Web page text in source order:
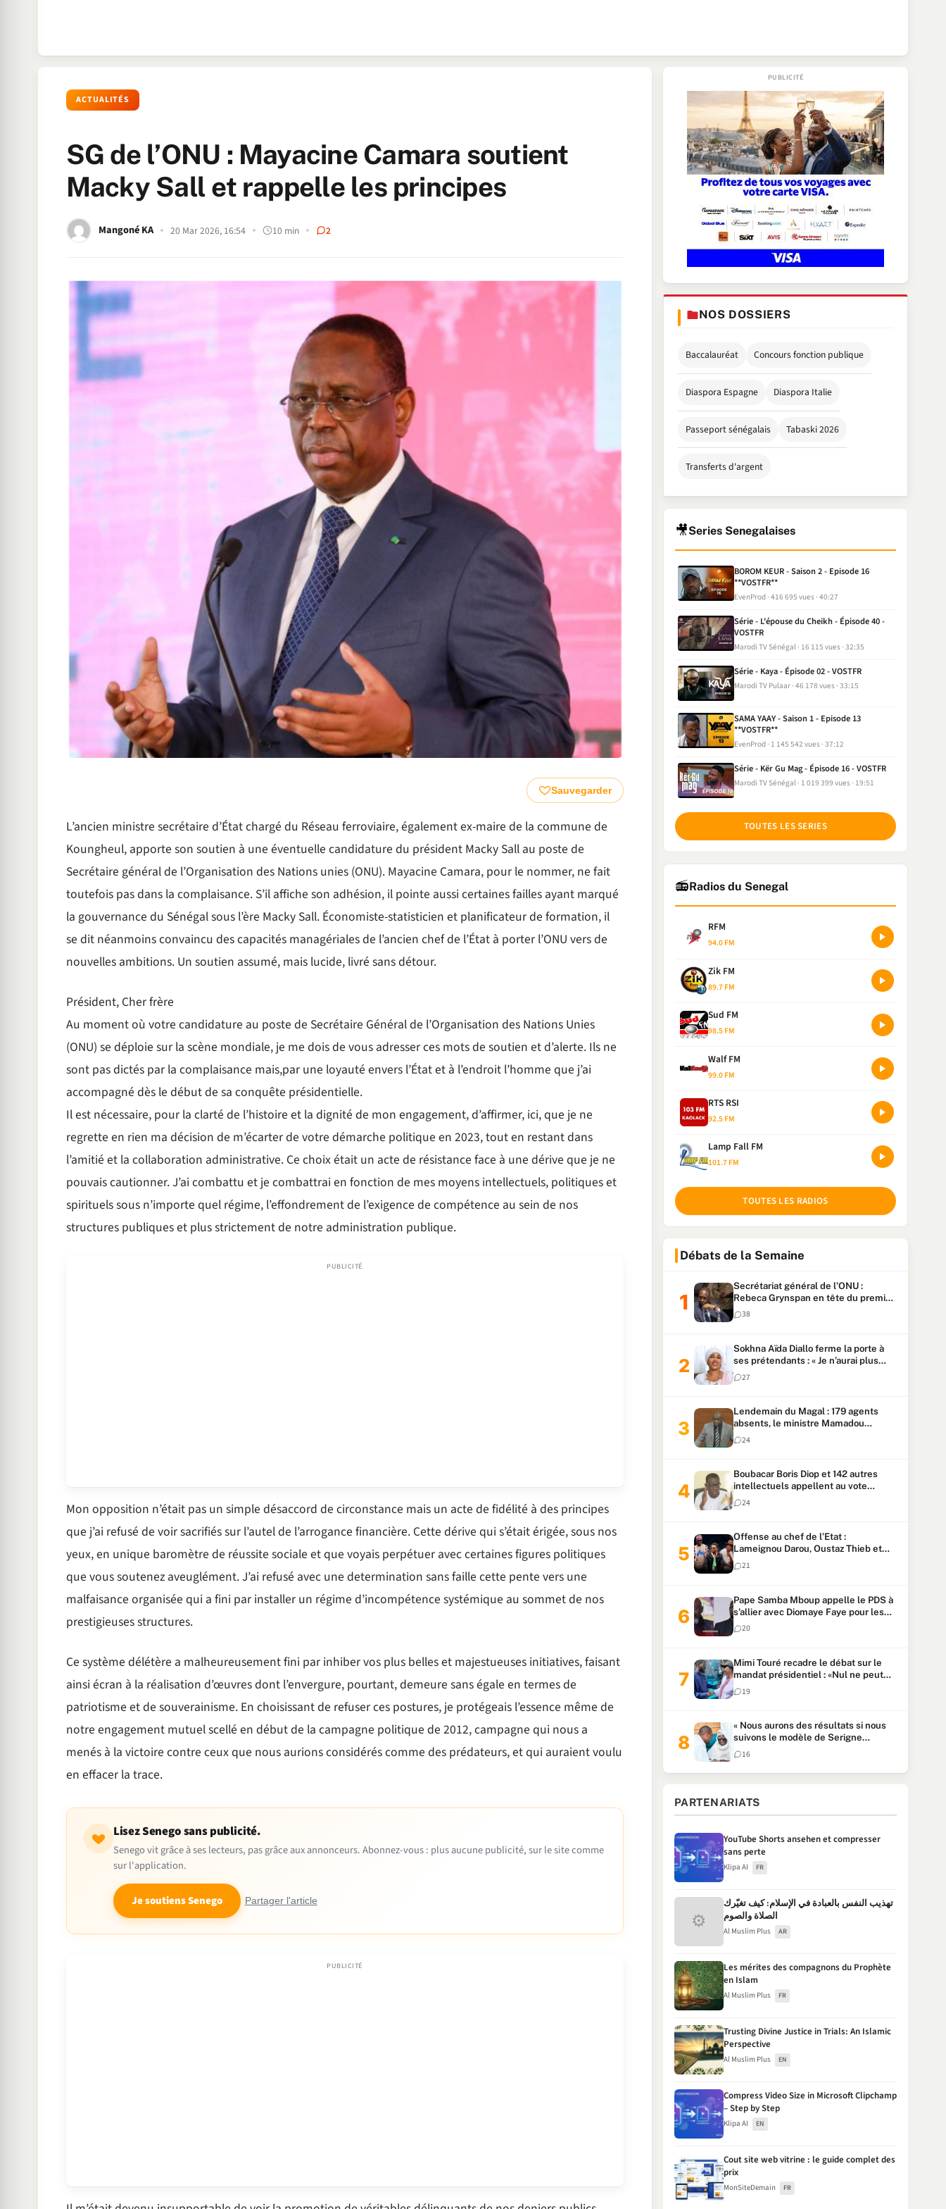
ACTUALITÉS
SG de l’ONU : Mayacine Camara soutient
Macky Sall et rappelle les principes
Mangoné KA 20 Mar 2026, 16:54 10 min 2
Sauvegarder
L’ancien ministre secrétaire d’État chargé du Réseau ferroviaire, également ex-maire de la commune de
Koungheul, apporte son soutien à une éventuelle candidature du président Macky Sall au poste de
Secrétaire général de l’Organisation des Nations unies (ONU). Mayacine Camara, pour le nommer, ne fait
toutefois pas dans la complaisance. S’il affiche son adhésion, il pointe aussi certaines failles ayant marqué
la gouvernance du Sénégal sous l’ère Macky Sall. Économiste-statisticien et planificateur de formation, il
se dit néanmoins convaincu des capacités managériales de l’ancien chef de l’État à porter l’ONU vers de
nouvelles ambitions. Un soutien assumé, mais lucide, livré sans détour.
Président, Cher frère
Au moment où votre candidature au poste de Secrétaire Général de l’Organisation des Nations Unies
(ONU) se déploie sur la scène mondiale, je me dois de vous adresser ces mots de soutien et d’alerte. Ils ne
sont pas dictés par la complaisance mais,par une loyauté envers l’État et à l’endroit l’homme que j’ai
accompagné dès le début de sa conquête présidentielle.
Il est nécessaire, pour la clarté de l’histoire et la dignité de mon engagement, d’affirmer, ici, que je ne
regrette en rien ma décision de m’écarter de votre démarche politique en 2023, tout en restant dans
l’amitié et la collaboration administrative. Ce choix était un acte de résistance face à une dérive que je ne
pouvais cautionner. J’ai combattu et je combattrai en fonction de mes moyens intellectuels, politiques et
spirituels sous n’importe quel régime, l’effondrement de l’exigence de compétence au sein de nos
structures publiques et plus strictement de notre administration publique.
Mon opposition n’était pas un simple désaccord de circonstance mais un acte de fidélité à des principes
que j’ai refusé de voir sacrifiés sur l’autel de l’arrogance financière. Cette dérive qui s’était érigée, sous nos
yeux, en unique baromètre de réussite sociale et que voyais perpétuer avec certaines figures politiques
que vous soutenez aveuglément. J’ai refusé avec une determination sans faille cette pente vers une
malfaisance organisée qui a fini par installer un régime d’incompétence systémique au sommet de nos
prestigieuses structures.
Ce système délétère a malheureusement fini par inhiber vos plus belles et majestueuses initiatives, faisant
ainsi écran à la réalisation d’œuvres dont l’envergure, pourtant, demeure sans égale en termes de
patriotisme et de souverainisme. En choisissant de refuser ces postures, je protégeais l’essence même de
notre engagement mutuel scellé en début de la campagne politique de 2012, campagne qui nous a
menés à la victoire contre ceux que nous aurions considérés comme des prédateurs, et qui auraient voulu
en effacer la trace.
Lisez Senego sans publicité.
Senego vit grâce à ses lecteurs, pas grâce aux annonceurs. Abonnez-vous : plus aucune publicité, sur le site comme
sur l'application.
Je soutiens Senego Partager l'article
NOS DOSSIERS
Baccalauréat Concours fonction publique
Diaspora Espagne Diaspora Italie
Passeport sénégalais Tabaski 2026
Transferts d'argent
🎥Series Senegalaises
BOROM KEUR - Saison 2 - Episode 16
**VOSTFR**
EvenProd 416 695 vues 40:27
Série - L'épouse du Cheikh - Épisode 40 -
VOSTFR
Marodi TV Sénégal 16 115 vues 32:35
Série - Kaya - Épisode 02 - VOSTFR
Marodi TV Pulaar 46 178 vues 33:15
SAMA YAAY - Saison 1 - Episode 13
**VOSTFR**
EvenProd 1 145 542 vues 37:12
Série - Kër Gu Mag - Épisode 16 - VOSTFR
Marodi TV Sénégal 1 019 399 vues 19:51
TOUTES LES SERIES
📻Radios du Senegal
RFM
94.0 FM
Zik FM
89.7 FM
Sud FM
98.5 FM
Walf FM
99.0 FM
RTS RSI
92.5 FM
Lamp Fall FM
101.7 FM
TOUTES LES RADIOS
Débats de la Semaine
Secrétariat général de l’ONU :
Rebeca Grynspan en tête du premier
vote, Macky Sall pointe à la 5ᵉ place
38
Sokhna Aïda Diallo ferme la porte à
ses prétendants : « Je n’aurai plus
jamais un autre mari »
27
Lendemain du Magal : 179 agents
absents, le ministre Mamadou
Lamine Dianté exige des explications
24
Boubacar Boris Diop et 142 autres
intellectuels appellent au vote
urgent de la révision
constitutionnelle
24
Offense au chef de l’Etat :
Lameignou Darou, Oustaz Thieb et
Ndiaye Touba lourdement
condamnés
21
Pape Samba Mboup appelle le PDS à
s’allier avec Diomaye Faye pour les
locales et tacle Sonko
20
Mimi Touré recadre le débat sur le
mandat présidentiel : «Nul ne peut
faire plus de deux mandats
consécutifs de 5 ans»
19
« Nous aurons des résultats si nous
suivons le modèle de Serigne
Touba » : Ousmane Sonko au Khalife
Serigne Mountakha
16
PARTENARIATS
YouTube Shorts ansehen et compresser
sans perte
Klipa AI FR
⚙
تهذيب النفس بالعبادة في الإسلام: كيف تغيّرك
الصلاة والصوم
Al Muslim Plus AR
Les mérites des compagnons du Prophète
en Islam
Al Muslim Plus FR
Trusting Divine Justice in Trials: An Islamic
Perspective
Al Muslim Plus EN
Compress Video Size in Microsoft Clipchamp
– Step by Step
Klipa AI EN
Cout site web vitrine : le guide complet des
prix
MonSiteDemain FR